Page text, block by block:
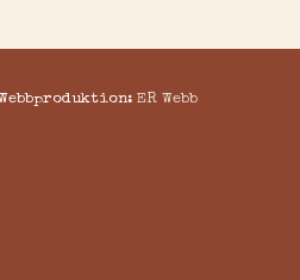
ER Webb